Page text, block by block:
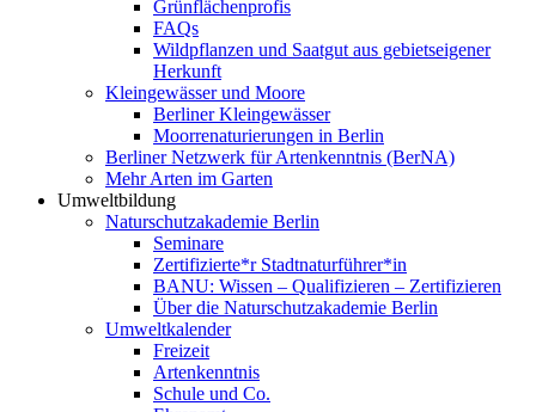
Grünflächenprofis
FAQs
Wildpflanzen und Saatgut aus gebietseigener
Herkunft
Kleingewässer und Moore
Berliner Kleingewässer
Moorrenaturierungen in Berlin
Berliner Netzwerk für Artenkenntnis (BerNA)
Mehr Arten im Garten
Umweltbildung
Naturschutzakademie Berlin
Seminare
Zertifizierte*r Stadtnaturführer*in
BANU: Wissen – Qualifizieren – Zertifizieren
Über die Naturschutzakademie Berlin
Umweltkalender
Freizeit
Artenkenntnis
Schule und Co.